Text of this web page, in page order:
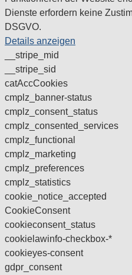
Dienste erfordern keine
DSGVO.
Details anzeigen
__stripe_mid
__stripe_sid
catAccCookies
cmplz_banner-status
cmplz_consent_status
cmplz_consented_services
cmplz_functional
cmplz_marketing
cmplz_preferences
cmplz_statistics
cookie_notice_accepted
CookieConsent
cookieconsent_status
cookielawinfo-checkbox-*
cookieyes-consent
gdpr_consent